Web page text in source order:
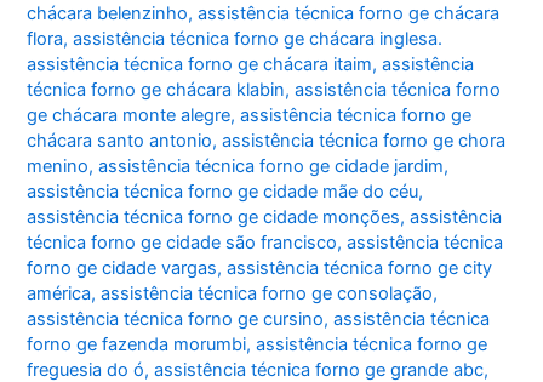
chácara belenzinho,assistência técnica forno ge chácara
flora,assistência técnica forno ge chácara inglesa.
assistência técnica forno ge chácara itaim,assistência
técnica forno ge chácara klabin,assistência técnica forno
ge chácara monte alegre,assistência técnica forno ge
chácara santo antonio,assistência técnica forno ge chora
menino,assistência técnica forno ge cidade jardim,
assistência técnica forno ge cidade mãe do céu,
assistência técnica forno ge cidade monções,assistência
técnica forno ge cidade são francisco,assistência técnica
forno ge cidade vargas,assistência técnica forno ge city
américa,assistência técnica forno ge consolação,
assistência técnica forno ge cursino,assistência técnica
forno ge fazenda morumbi,assistência técnica forno ge
freguesia do ó,assistência técnica forno ge grande abc,